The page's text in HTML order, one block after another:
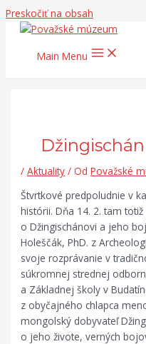
Preskočiť na obsah
Main Menu
/Aktuality / Od Považské
Štvrtkové predpoludnie v
histórii. Dňa 14. 2. tam
o Džingischánovi a jeho
Holeščák, PhD. z
svoje rozprávanie v
súkromnej strednej
a Základnej školy v
z obyčajného chlapca
mongolský dobyvateľ
o jeho živote, verných